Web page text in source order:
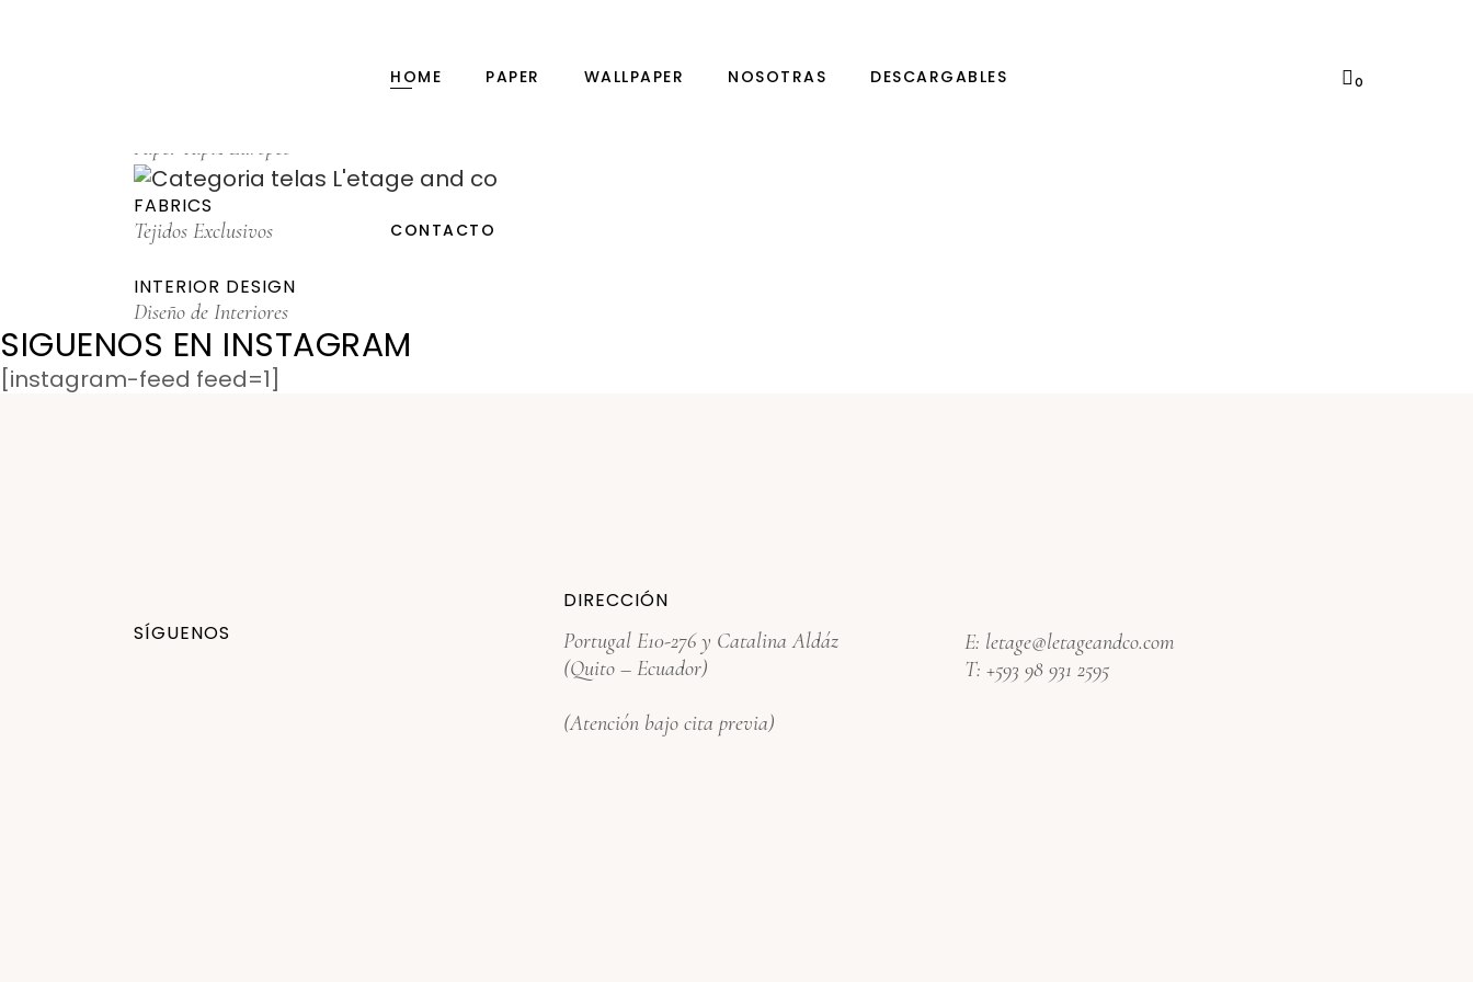
0
HOME PAPER WALLPAPER NOSOTRAS DESCARGABLES
CONTACTO
Papel Tapiz Europeo
FABRICS
Tejidos Exclusivos
INTERIOR DESIGN
Diseño de Interiores
SIGUENOS EN INSTAGRAM
[instagram-feed feed=1]
SÍGUENOS
DIRECCIÓN
Portugal E10-276 y Catalina Aldáz
(Quito – Ecuador)
(Atención bajo cita previa)
E: letage@letageandco.com
T:+593 98 931 2595